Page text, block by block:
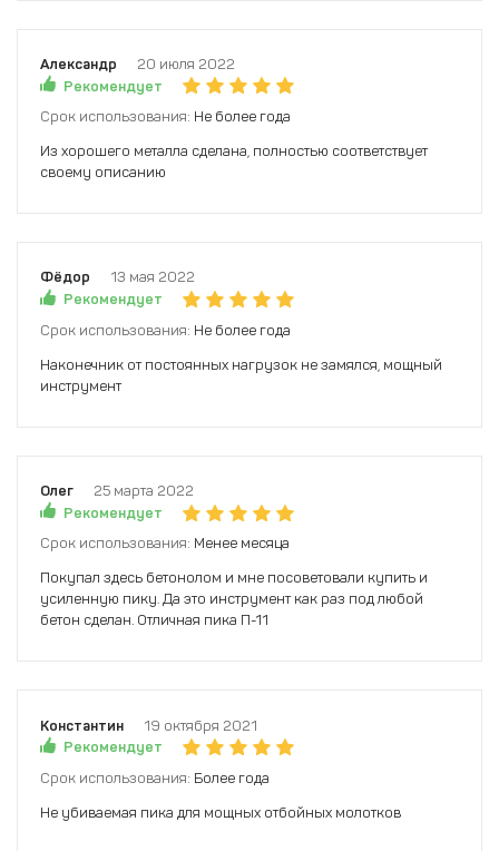
Александр
20 июля 2022
Рекомендует
Срок использования: Не более года
Из хорошего металла сделана, полностью соответствует
своему описанию
Фёдор
13 мая 2022
Рекомендует
Срок использования: Не более года
Наконечник от постоянных нагрузок не замялся, мощный
инструмент
Олег
25 марта 2022
Рекомендует
Срок использования: Менее месяца
Покупал здесь бетонолом и мне посоветовали купить и
усиленную пику. Да это инструмент как раз под любой
бетон сделан. Отличная пика П-11
Константин
19 октября 2021
Рекомендует
Срок использования: Более года
Не убиваемая пика для мощных отбойных молотков